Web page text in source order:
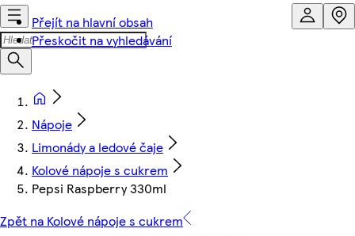
Přejít na hlavní obsah
Přeskočit na vyhledávání
Nápoje
Limonády a ledové čaje
Kolové nápoje s cukrem
Pepsi Raspberry 330ml
Zpět na Kolové nápoje s cukrem